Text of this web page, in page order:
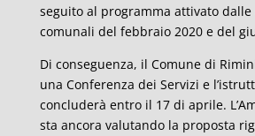
seguito al programma attivato
comunali del febbraio 2020 e del
Di conseguenza, il Comune di
una Conferenza dei Servizi e
concluderà entro il 17 di aprile.
sta ancora valutando la proposta